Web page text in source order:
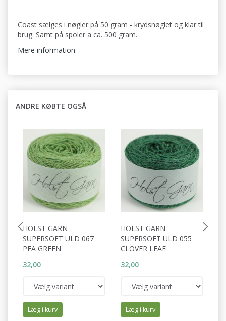
Coast sælges i nøgler på 50 gram - krydsnøglet og klar til
brug. Samt på spoler a ca. 500 gram.
Mere information
ANDRE KØBTE OGSÅ
HOLST GARN
SUPERSOFT ULD 067
PEA GREEN
32,00
Læg i kurv
HOLST GARN
SUPERSOFT ULD 055
CLOVER LEAF
32,00
Læg i kurv